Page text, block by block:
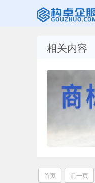
赣州兰之新知
相关内容
首页 前一页